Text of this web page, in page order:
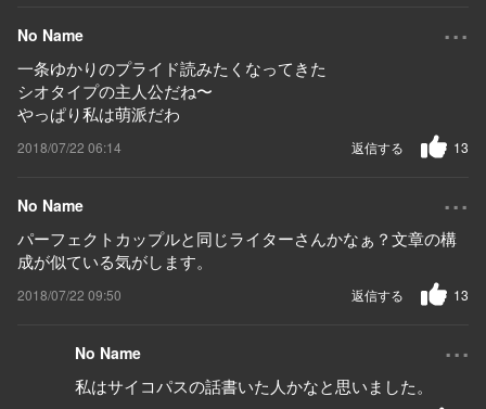
No Name ...
一条ゆかりのプライド読みたくなってきた
シオタイプの主人公だね〜
やっぱり私は萌派だわ
2018/07/22 06:14 13
返信する
No Name ...
パーフェクトカップルと同じライターさんかなぁ？文章の構
成が似ている気がします。
2018/07/22 09:50 13
返信する
No Name ...
私はサイコパスの話書いた人かなと思いました。